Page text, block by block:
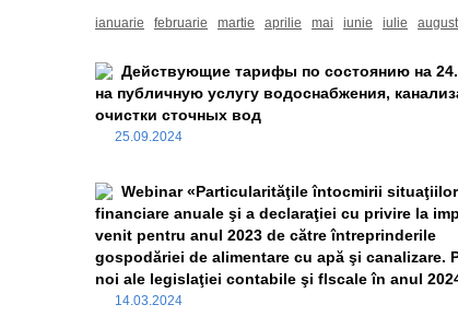
ianuarie februarie martie aprilie mai iunie iulie august
Действующие тарифы по состоянию на
на публичную услугу водоснабжения,
очистки сточных вод
25.09.2024
Webinar «Particularităţile întocmirii situaţiilor
financiare anuale şi a declaraţiei cu privire la
venit pentru anul 2023 de către întreprinderile
gospodăriei de alimentare cu apă şi canalizare.
noi ale legislaţiei contabile şi flscale în anul
14.03.2024